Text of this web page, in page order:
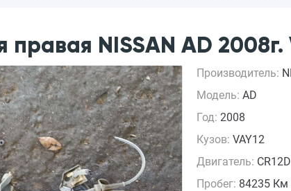
NISSAN AD 2008г.
Производитель:
Модель: AD
Год: 2008
Кузов: VAY12
Двигатель:
Пробег: 84235 Км